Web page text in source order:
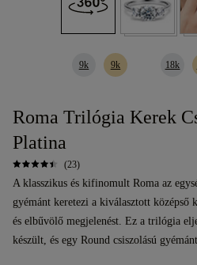
9k 9k 18k
Roma Trilógia Kerek
Platina
(23)
A klasszikus és kifinomult Roma az
gyémánt keretezi a kiválasztott
és elbűvölő megjelenést. Ez a trilógia
készült, és egy Round csiszolású